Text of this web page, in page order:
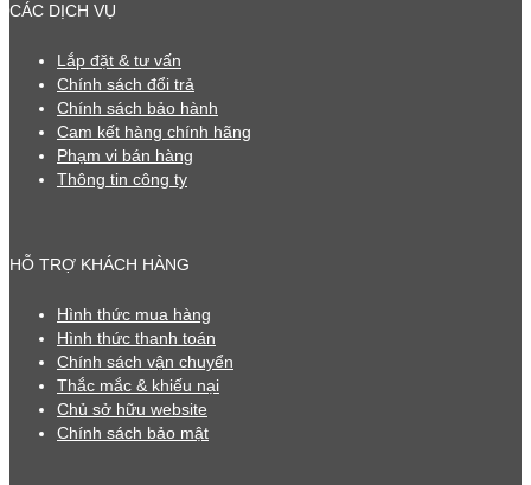
CÁC DỊCH VỤ
Lắp đặt & tư vấn
Chính sách đổi trả
Chính sách bảo hành
Cam kết hàng chính hãng
Phạm vi bán hàng
Thông tin công ty
HỖ TRỢ KHÁCH HÀNG
Hình thức mua hàng
Hình thức thanh toán
Chính sách vận chuyển
Thắc mắc & khiếu nại
Chủ sở hữu website
Chính sách bảo mật